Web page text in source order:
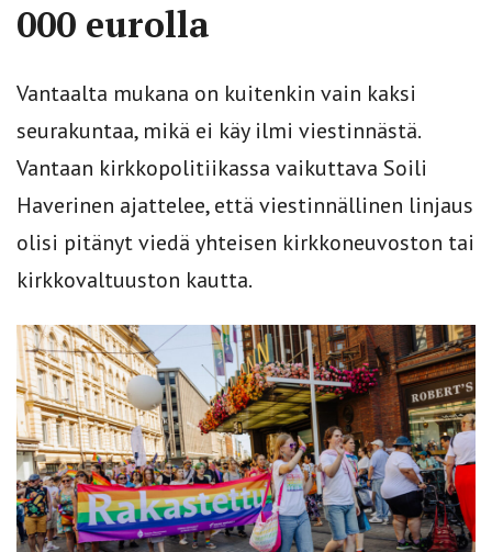
000 eurolla
Vantaalta mukana on kuitenkin vain kaksi
seurakuntaa, mikä ei käy ilmi viestinnästä.
Vantaan kirkkopolitiikassa vaikuttava Soili
Haverinen ajattelee, että viestinnällinen linjaus
olisi pitänyt viedä yhteisen kirkkoneuvoston tai
kirkkovaltuuston kautta.